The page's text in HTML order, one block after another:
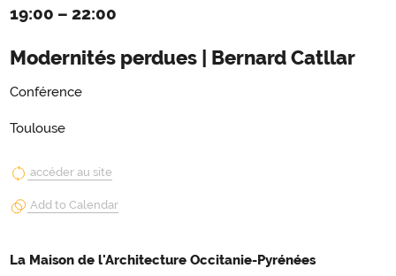
19:00 – 22:00
Modernités perdues | Bernard Catllar
Conférence
Toulouse
accéder au site
Add to Calendar
La Maison de l'Architecture Occitanie-Pyrénées